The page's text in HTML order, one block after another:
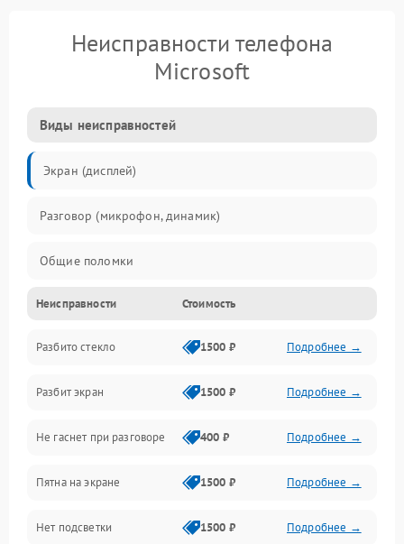
Неисправности телефона
Microsoft
Виды неисправностей
Экран (дисплей)
Разговор (микрофон, динамик)
Общие поломки
Проблемы связи
Камеры
Проблемы с дисплеем и сенсором
Зарядка
Проблемы с питанием, зарядкой и аккумулятором
Проблемы с работой системы, корпусом и другие
Неисправности Стоимость
Разбито стекло 1500 ₽ Подробнее →
Разбит экран 1500 ₽ Подробнее →
Не гаснет при разговоре 400 ₽ Подробнее →
Пятна на экране 1500 ₽ Подробнее →
Нет подсветки 1500 ₽ Подробнее →